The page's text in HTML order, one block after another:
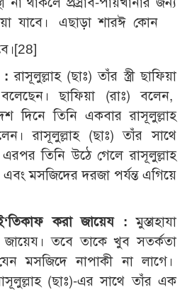
যাবে। এছাড়া শারঈ কোন
: রাসূলুল্লাহ (ছাঃ) তাঁর স্ত্রী ছাফিয়া
ছাফিয়া (রাঃ) বলেন,
দিনে তিনি একবার রাসূলুল্লাহ
রাসূলুল্লাহ (ছাঃ) তাঁর সাথে
তিনি উঠে গেলে রাসূলুল্লাহ
মসজিদের দরজা পর্যন্ত এগিয়ে
করা জায়েয : মুস্তাহাযা
জায়েয। তবে তাকে খুব সতর্কতা
মসজিদে নাপাকী না লাগে।
(ছাঃ)-এর সাথে তাঁর এক